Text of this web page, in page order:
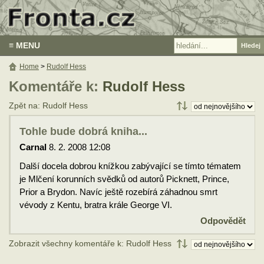
≡ MENU
Komentáře k: Rudolf Hess
Zpět na: Rudolf Hess
Tohle bude dobrá kniha...
Carnal 8. 2. 2008 12:08
Další docela dobrou knížkou zabývající se tímto tématem
je Mlčení korunních svědků od autorů Picknett, Prince,
Prior a Brydon. Navíc ještě rozebírá záhadnou smrt
vévody z Kentu, bratra krále George VI.
Odpovědět
Zobrazit všechny komentáře k: Rudolf Hess
Home > Rudolf Hess